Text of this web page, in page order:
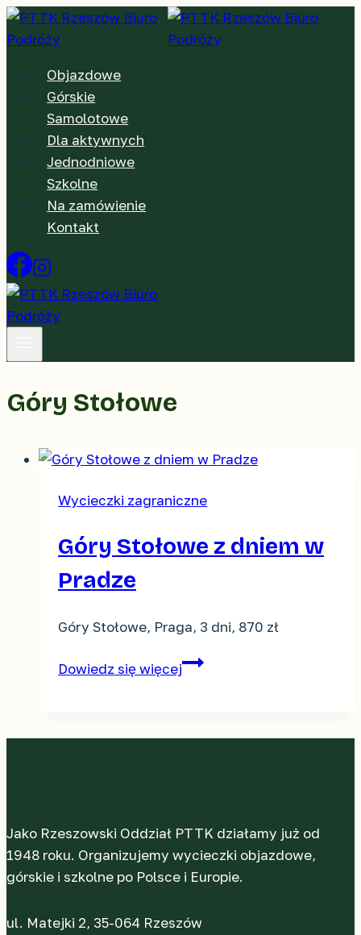
Przejdź
do
Objazdowe
Górskie
Samolotowe
Dla aktywnych
Jednodniowe
Szkolne
Na zamówienie
Kontakt
Góry Stołowe
Wycieczki zagraniczne
Góry Stołowe z dniem w
Pradze
Góry Stołowe, Praga, 3 dni, 870 zł
Dowiedz się więcejGóry
Jako Rzeszowski Oddział PTTK działamy już od
1948 roku. Organizujemy wycieczki objazdowe,
górskie i szkolne po Polsce i Europie.
ul. Matejki 2, 35-064 Rzeszów